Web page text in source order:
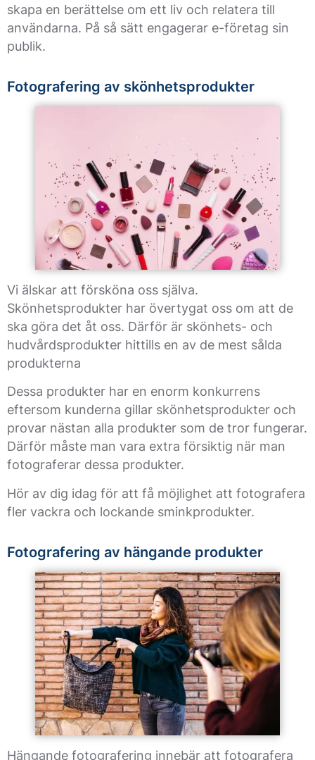
skapa en berättelse om ett liv och relatera till
användarna. På så sätt engagerar e-företag sin
publik.
Fotografering av skönhetsprodukter
Vi älskar att försköna oss själva.
Skönhetsprodukter har övertygat oss om att de
ska göra det åt oss. Därför är skönhets- och
hudvårdsprodukter hittills en av de mest sålda
produkterna
Dessa produkter har en enorm konkurrens
eftersom kunderna gillar skönhetsprodukter och
provar nästan alla produkter som de tror fungerar.
Därför måste man vara extra försiktig när man
fotograferar dessa produkter.
Hör av dig idag för att få möjlighet att fotografera
fler vackra och lockande sminkprodukter.
Fotografering av hängande produkter
Hängande fotografering innebär att fotografera